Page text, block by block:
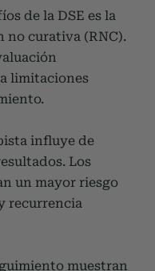
de la DSE es la
no curativa (RNC).
limitaciones
influye de
Los
un mayor riesgo
recurrencia
muestran